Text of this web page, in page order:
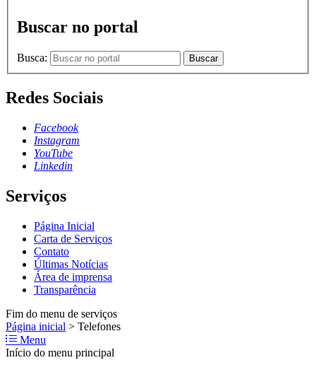
Buscar no portal
Busca: Buscar
Redes Sociais
Facebook
Instagram
YouTube
Linkedin
Serviços
Página Inicial
Carta de Serviços
Contato
Últimas Notícias
Área de imprensa
Transparência
Fim do menu de serviços
Página inicial > Telefones
Menu
Início do menu principal